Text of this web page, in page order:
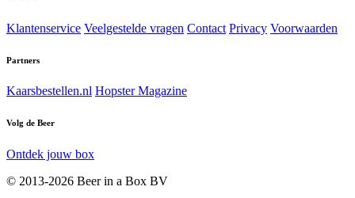
Klantenservice Veelgestelde vragen Contact Privacy Voorwaarden
Partners
Kaarsbestellen.nl Hopster Magazine
Volg de Beer
Ontdek jouw box
© 2013-2026 Beer in a Box BV